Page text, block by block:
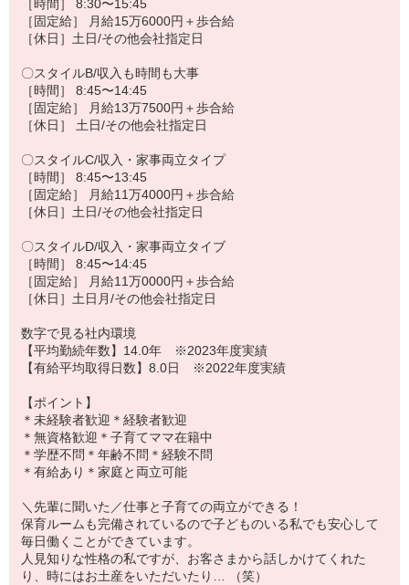
［時間］ 8:30〜15:45
［固定給］ 月給15万6000円＋歩合給
［休日］土日/その他会社指定日
〇スタイルB/収入も時間も大事
［時間］ 8:45〜14:45
［固定給］ 月給13万7500円＋歩合給
［休日］ 土日/その他会社指定日
〇スタイルC/収入・家事両立タイプ
［時間］ 8:45〜13:45
［固定給］ 月給11万4000円＋歩合給
［休日］土日/その他会社指定日
〇スタイルD/収入・家事両立タイブ
［時間］ 8:45〜14:45
［固定給］ 月給11万0000円＋歩合給
［休日］土日月/その他会社指定日
数字で見る社内環境
【平均勤続年数】14.0年 ※2023年度実績
【有給平均取得日数】8.0日 ※2022年度実績
【ポイント】
＊未経験者歓迎＊経験者歓迎
＊無資格歓迎＊子育てママ在籍中
＊学歴不問＊年齢不問＊経験不問
＊有給あり＊家庭と両立可能
＼先輩に聞いた／仕事と子育ての両立ができる！
保育ルームも完備されているので子どものいる私でも安心して
毎日働くことができています。
人見知りな性格の私ですが、お客さまから話しかけてくれた
り、時にはお土産をいただいたり… （笑）